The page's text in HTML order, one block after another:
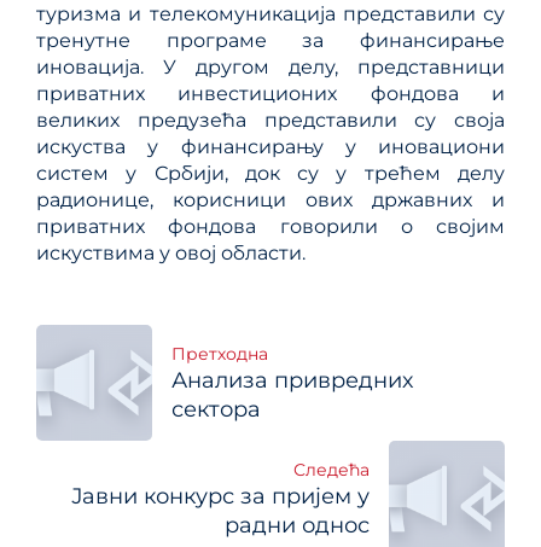
туризма и телекомуникација представили су
тренутне програме за финансирање
иновација. У другом делу, представници
приватних инвестиционих фондова и
великих предузећа представили су своја
искуства у финансирању у иновациони
систем у Србији, док су у трећем делу
радионице, корисници ових државних и
приватних фондова говорили о својим
искуствима у овој области.
Кретање
чланка
Претходна
Анализа привредних
сектора
Следећа
Јавни конкурс за пријем у
радни однос